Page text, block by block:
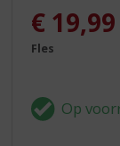
€ 19,99
Fles